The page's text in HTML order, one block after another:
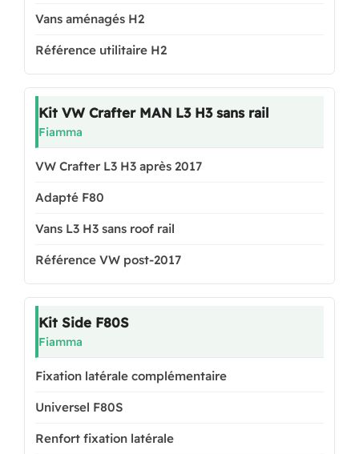
Vans aménagés H2
Référence utilitaire H2
Kit VW Crafter MAN L3 H3 sans rail
Fiamma
VW Crafter L3 H3 après 2017
Adapté F80
Vans L3 H3 sans roof rail
Référence VW post-2017
Kit Side F80S
Fiamma
Fixation latérale complémentaire
Universel F80S
Renfort fixation latérale